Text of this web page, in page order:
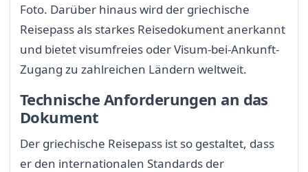
Foto. Darüber hinaus wird der griechische
Reisepass als starkes Reisedokument anerkannt
und bietet visumfreies oder Visum-bei-Ankunft-
Zugang zu zahlreichen Ländern weltweit.
Technische Anforderungen an das
Dokument
Der griechische Reisepass ist so gestaltet, dass
er den internationalen Standards der